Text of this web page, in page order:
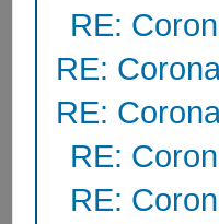
RE:
RE:
RE:
RE:
RE: